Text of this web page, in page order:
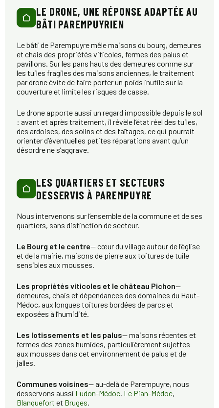
LE DRONE, UNE RÉPONSE ADAPTÉE AU
BÂTI PAREMPUYRIEN
Le bâti de Parempuyre mêle maisons du bourg, demeures
et chais des propriétés viticoles, fermes des palus et
pavillons. Sur les pans hauts des demeures comme sur
les tuiles fragiles des maisons anciennes, le traitement
par drone évite de faire porter un poids inutile sur la
couverture et limite les risques de casse.
Le drone apporte aussi un regard impossible depuis le sol
: avant et après traitement, il révèle l’état réel des tuiles,
des ardoises, des solins et des faîtages, ce qui pourrait
orienter d’éventuelles petites réparations avant qu’un
désordre ne s’aggrave.
LES QUARTIERS ET SECTEURS
DESSERVIS À PAREMPUYRE
Nous intervenons sur l’ensemble de la commune et de ses
quartiers, sans distinction de secteur.
Le Bourg et le centre— cœur du village autour de l’église
et de la mairie, maisons de pierre aux toitures de tuile
sensibles aux mousses.
Les propriétés viticoles et le château Pichon—
demeures, chais et dépendances des domaines du Haut-
Médoc, aux longues toitures bordées de parcs et
exposées à l’humidité.
Les lotissements et les palus— maisons récentes et
fermes des zones humides, particulièrement sujettes
aux mousses dans cet environnement de palus et de
jalles.
Communes voisines— au-delà de Parempuyre, nous
desservons aussi Ludon-Médoc, Le Pian-Médoc,
Blanquefort et Bruges.